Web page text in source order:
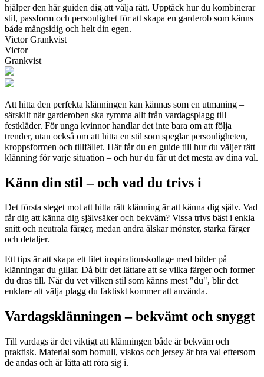
hjälper den här guiden dig att välja rätt. Upptäck hur du kombinerar
stil, passform och personlighet för att skapa en garderob som känns
både mångsidig och helt din egen.
Victor Grankvist
Victor
Grankvist
Att hitta den perfekta klänningen kan kännas som en utmaning –
särskilt när garderoben ska rymma allt från vardagsplagg till
festkläder. För unga kvinnor handlar det inte bara om att följa
trender, utan också om att hitta en stil som speglar personligheten,
kroppsformen och tillfället. Här får du en guide till hur du väljer rätt
klänning för varje situation – och hur du får ut det mesta av dina val.
Känn din stil – och vad du trivs i
Det första steget mot att hitta rätt klänning är att känna dig själv. Vad
får dig att känna dig självsäker och bekväm? Vissa trivs bäst i enkla
snitt och neutrala färger, medan andra älskar mönster, starka färger
och detaljer.
Ett tips är att skapa ett litet inspirationskollage med bilder på
klänningar du gillar. Då blir det lättare att se vilka färger och former
du dras till. När du vet vilken stil som känns mest "du", blir det
enklare att välja plagg du faktiskt kommer att använda.
Vardagsklänningen – bekvämt och snyggt
Till vardags är det viktigt att klänningen både är bekväm och
praktisk. Material som bomull, viskos och jersey är bra val eftersom
de andas och är lätta att röra sig i.